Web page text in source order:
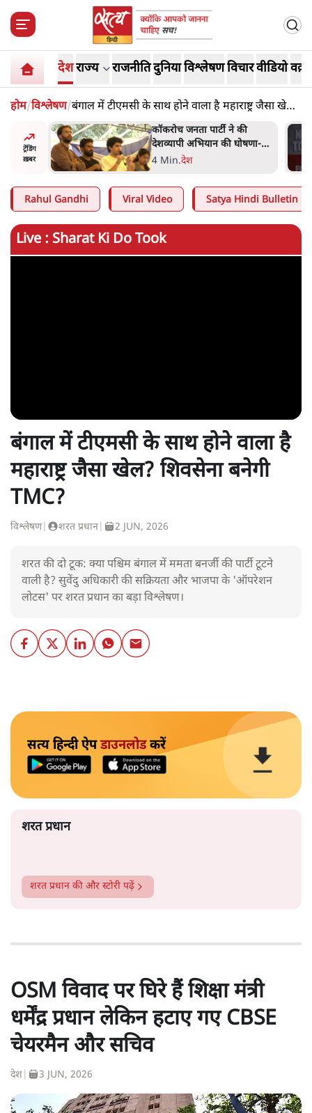
देशराज्य राजनीतिदुनियाविश्लेषणविचारवीडियो
होम/विश्लेषण/बंगाल में टीएमसी के साथ होने वाला है महाराष्ट्र जैसा खेल?
शिवसेना बनेगी TMC?
ट्रेंडिंग
ख़बर
मेटा के सरेंडर के बाद भारत में
केजरीवाल का इंस्टा हैंडल बैनः
AAP का आरोप
3 Min.देश
Rahul Gandhi Viral Video Satya Hindi Bulletin
Live : Sharat Ki Do Took
बंगाल में टीएमसी के साथ होने वाला है
महाराष्ट्र जैसा खेल? शिवसेना बनेगी
TMC?
विश्लेषण| शरत प्रधान 2 JUN, 2026
शरत की दो टूक: क्या पश्चिम बंगाल में ममता बनर्जी की पार्टी टूटने
वाली है? सुवेंदु अधिकारी की सक्रियता और भाजपा के 'ऑपरेशन
लोटस' पर शरत प्रधान का बड़ा विश्लेषण।
सत्य हिन्दी ऐपडाउनलोडकरें
शरत प्रधान
शरत प्रधान की और स्टोरी पढ़ें
OSM विवाद पर घिरे हैं शिक्षा मंत्री
धर्मेंद्र प्रधान लेकिन हटाए गए CBSE
चेयरमैन और सचिव
देश 3 JUN, 2026